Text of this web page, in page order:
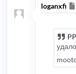
loganxfi